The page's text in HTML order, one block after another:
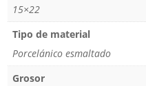
15×22
Tipo de material
Porcelánico esmaltado
Grosor